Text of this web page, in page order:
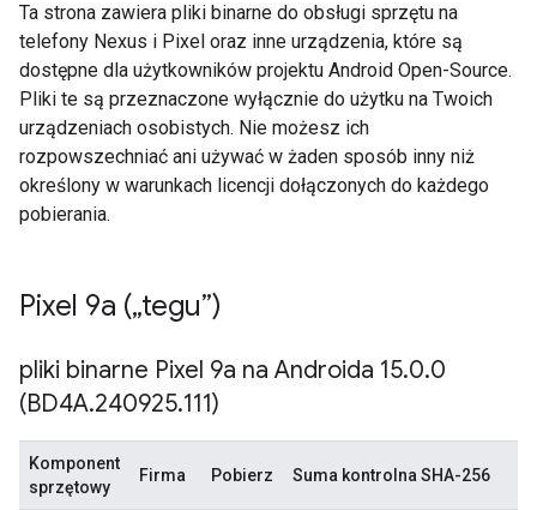
Ta strona zawiera pliki binarne do obsługi sprzętu na
telefony Nexus i Pixel oraz inne urządzenia, które są
dostępne dla użytkowników projektu Android Open-Source.
Pliki te są przeznaczone wyłącznie do użytku na Twoich
urządzeniach osobistych. Nie możesz ich
rozpowszechniać ani używać w żaden sposób inny niż
określony w warunkach licencji dołączonych do każdego
pobierania.
Pixel 9a („tegu”)
pliki binarne Pixel 9a na Androida 15.0.0
(BD4A.240925.111)
Komponent
sprzętowy
Firma Pobierz Suma kontrolna SHA-256